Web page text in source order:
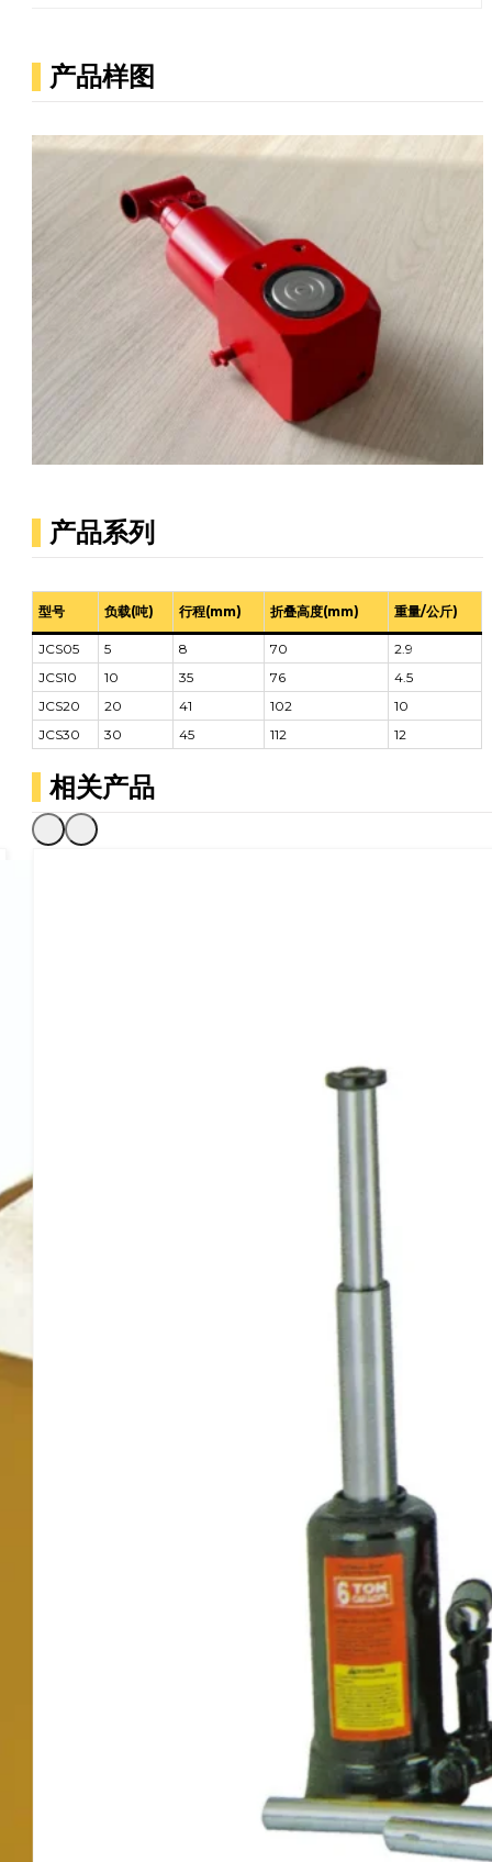
产品样图
产品系列
型号 负载(吨) 行程(mm) 折叠高度(mm) 重量/公斤)
JCS05 5 8 70
2.9
JCS10
10 35 76
4.5
JCS20
20 41 102
10
JCS30
30 45 112 12
相关产品